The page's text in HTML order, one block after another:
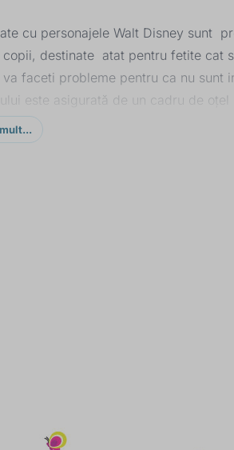
cu personajele Walt Disney sunt
copii, destinate atat pentru fetite cat
va faceti probleme pentru ca nu
este asigurată de un cadru de
la 140 x 73 cm, greutatea